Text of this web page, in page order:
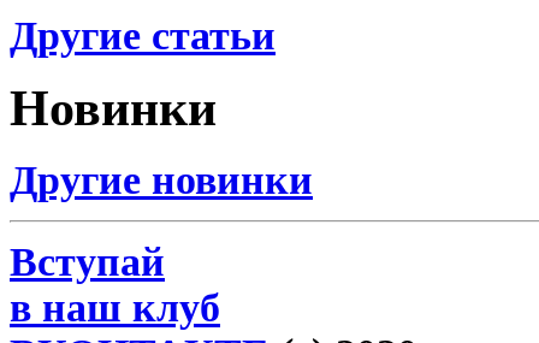
Другие статьи
Новинки
Другие новинки
Вступай
в наш клуб